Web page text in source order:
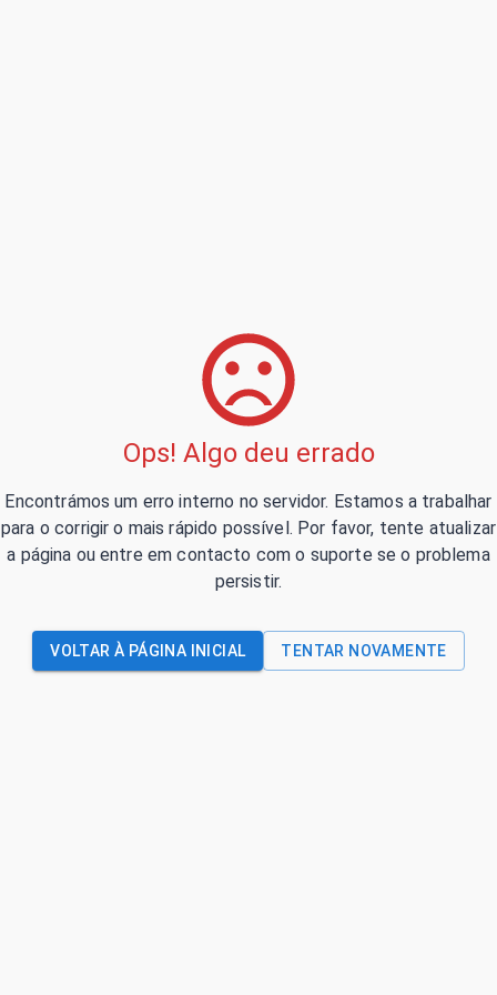
Ops! Algo deu errado
Encontrámos um erro interno no servidor. Estamos a trabalhar
para o corrigir o mais rápido possível. Por favor, tente atualizar
a página ou entre em contacto com o suporte se o problema
persistir.
VOLTAR À PÁGINA INICIAL TENTAR NOVAMENTE